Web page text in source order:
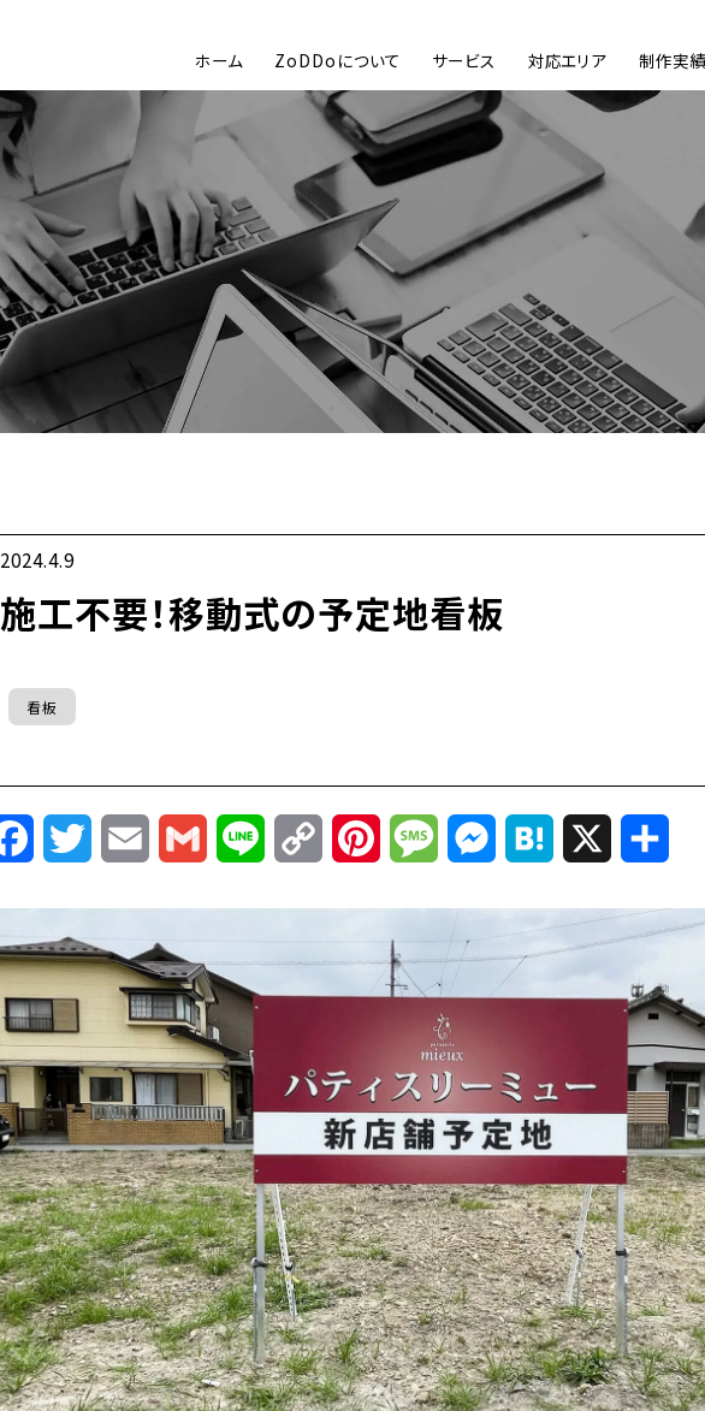
ホーム ZoDDoについて サービス 対応エリア 制作実績
2024.4.9
施工不要！移動式の予定地看板
看板
FacebookTwitterEmail Gmail Line
Copy
Link
PinterestMessageMessenger
Hatena